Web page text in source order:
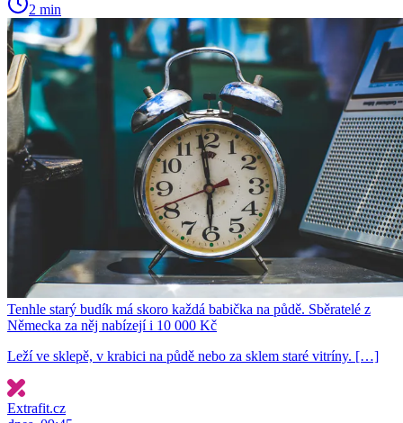
2 min
Tenhle starý budík má skoro každá babička na půdě. Sběratelé z
Německa za něj nabízejí i 10 000 Kč
Leží ve sklepě, v krabici na půdě nebo za sklem staré vitríny. […]
Extrafit.cz